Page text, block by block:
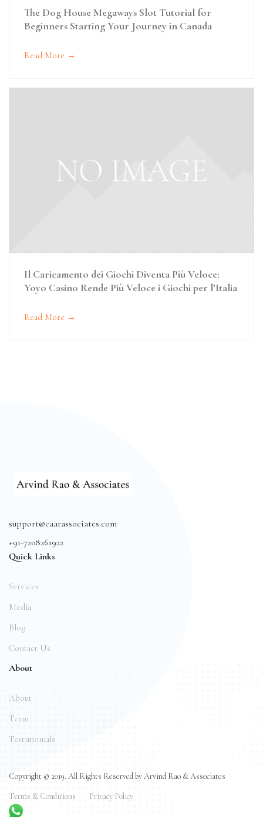
The Dog House Megaways Slot Tutorial for
Beginners Starting Your Journey in Canada
Read More →
Il Caricamento dei Giochi Diventa Più Veloce:
Yoyo Casino Rende Più Veloce i Giochi per l’Italia
Read More →
support@caarassociates.com
+91-7208261922
Quick Links
Services
Media
Blog
Contact Us
About
About
Team
Testimonials
Copyright © 2019. All Rights Reserved by Arvind Rao & Associates
Terms & Conditions
Privacy Policy